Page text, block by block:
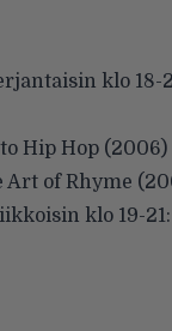
klo 18-
Hip Hop (2006)
Art of Rhyme
klo 19-21: